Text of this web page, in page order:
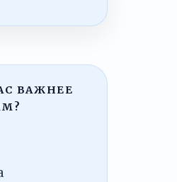
ВАЖНЕЕ